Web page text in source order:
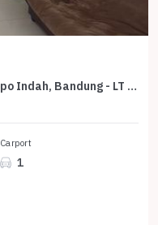
Jual Rumah Strategis di Taman Kopo Indah, Bandung - LT 93m²
Carport
1